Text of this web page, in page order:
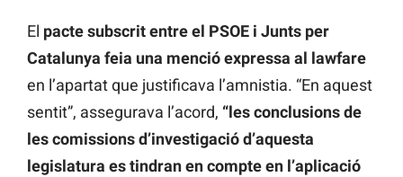
El pacte subscrit entre el PSOE i Junts per
Catalunya feia una menció expressa al lawfare
en l’apartat que justificava l’amnistia. “En aquest
sentit”, assegurava l’acord, “les conclusions de
les comissions d’investigació d’aquesta
legislatura es tindran en compte en l’aplicació